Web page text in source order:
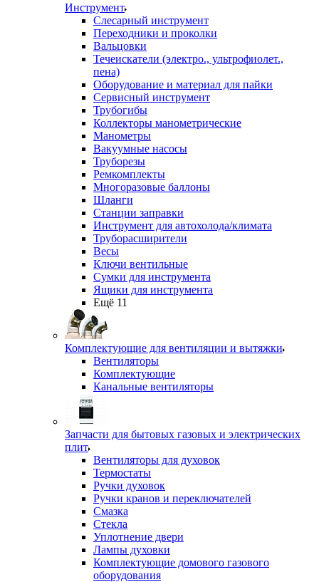
Инструмент
Слесарный инструмент
Переходники и проколки
Вальцовки
Течеискатели (электро., ультрофиолет.,
пена)
Оборудование и материал для пайки
Сервисный инструмент
Трубогибы
Коллекторы манометрические
Манометры
Вакуумные насосы
Труборезы
Ремкомплекты
Многоразовые баллоны
Шланги
Станции заправки
Инструмент для автохолода/климата
Труборасширители
Весы
Ключи вентильные
Сумки для инструмента
Ящики для инструмента
Ещё 11
Комплектующие для вентиляции и вытяжки
Вентиляторы
Комплектующие
Канальные вентиляторы
Запчасти для бытовых газовых и электрических
плит
Вентиляторы для духовок
Термостаты
Ручки духовок
Ручки кранов и переключателей
Смазка
Стекла
Уплотнение двери
Лампы духовки
Комплектующие домового газового
оборудования